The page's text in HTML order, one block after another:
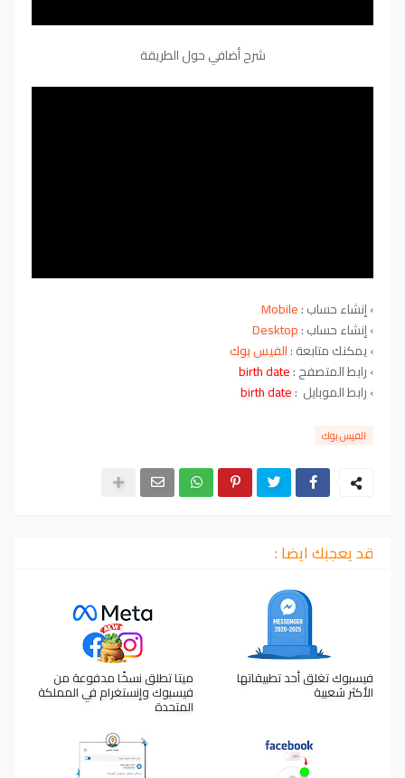
شرح أضافي حول الطريقة
›إنشاء حساب :Mobile
›إنشاء حساب :Desktop
› يمكنك متابعة :الفيس بوك
› رابط المتصفح :birth date
› رابط الموبايل :birth date
الفيس بوك
قد يعجبك ايضا :
فيسبوك تغلق أحد تطبيقاتها
الأكثر شعبية
ميتا تطلق نسخًا مدفوعة من
فيسبوك وإنستغرام في المملكة
المتحدة